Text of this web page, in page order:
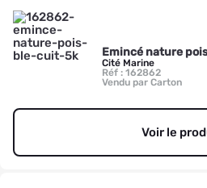
Emincé nature
Cité Marine
Réf : 162862
Vendu par Carton
Voir le